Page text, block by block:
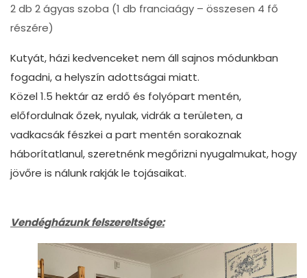
2 db 2 ágyas szoba (1 db franciaágy – összesen 4 fő
részére)
Kutyát, házi kedvenceket nem áll sajnos módunkban
fogadni, a helyszín adottságai miatt.
Közel 1.5 hektár az erdő és folyópart mentén,
előfordulnak őzek, nyulak, vidrák a területen, a
vadkacsák fészkei a part mentén sorakoznak
háborítatlanul, szeretnénk megőrizni nyugalmukat, hogy
jövőre is nálunk rakják le tojásaikat.
Vendégházunk felszereltsége: